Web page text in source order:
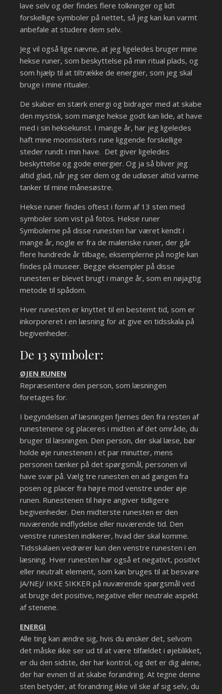
lave selv og der findes flere tolkninger og lidt
forskellige symboler på nettet, så jeg kan kun varmt
anbefale at studere dem selv.
Jeg vil også lige nævne, at jeg ligeledes bruger mine
hekse runer, som beskyttelse på min ritual plads, og
som hjælp til at tiltrække de energier, som jeg skal
bruge i mine ritualer.
De skaber en stærk energi og bidrager med at skabe
den mystisk, som mange hekse godt kan lide, at have
med i sin heksekunst. I mange år, har jeg ligeledes
haft mine moonsisters rune liggende forskellige
steder rundt i min have. Det giver ligeledes
beskyttelse og gode energier. Og ja så bliver jeg
altid glad, når jeg ser dem og de udløser altid varme
tanker til mine månesøstre.
Hekse runer findes oftest i form af 13 sten med
symboler som vist på fotos. Hekse runer
Symbolerne på disse runesten har været kendt i
mange år, nogle er fra de maleriske runer, der går
flere hundrede år tilbage, eksemplerne på nogle kan
findes på museer. Begge eksempler på disse
runesten er blevet brugt i mange år, som en nøjagtig
metode til spådom.
Hver runesten er knyttet til en bestemt tid, som er
inkorporeret i en læsning for at give en tidsskala på
begivenheder.
De 13 symboler:
ØJEN RUNEN
Repræsentere den person, som læsningen
foretages for.
I begyndelsen af læsningen fjernes den fra resten af
runestenene og placeres i midten af det område, du
bruger til læsningen. Den person, der skal læse, bør
holde øje runestenen i et par minutter, mens
personen tænker på det spørgsmål, personen vil
have svar på. Vælg tre runesten en ad gangen fra
posen og placer fra højre mod venstre under øje
runen. Runestenen til højre angiver tidligere
begivenheder. Den midterste runesten er den
nuværende indflydelse eller nuværende tid. Den
venstre runesten indikerer, hvad der skal komme.
Tidsskalaen vedrører kun den venstre runesten i en
læsning. Hver runesten har også et negativt, positivt
eller neutralt element, som kan bruges til at besvare
JA/NEJ/ IKKE SIKKER på nuværende spørgsmål ved
at bruge det positive, negative eller neutrale aspekt
af stenene.
ENERGI
Alle ting kan ændre sig, hvis du ønsker det, selvom
det måske ikke ser ud til at være tilfældet i øjeblikket,
er du den sidste, der har kontrol, og det er dig alene,
der har evnen til at skabe forandring. At tegne denne
sten betyder, at forandring ikke vil ske af sig selv, du